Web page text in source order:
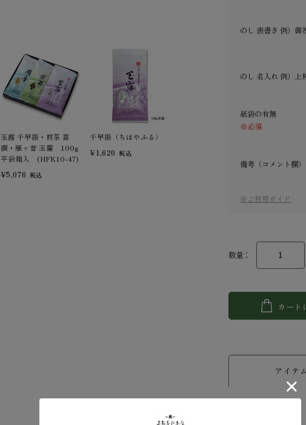
玉露 千早振・煎茶 喜
撰・雁ヶ音 玉簾 100g
平袋箱入 (HFK10-47)
¥5,076 税込
千早振（ちはやふる）
¥1,620 税込
のし 表書き 例）御
のし 名入れ 例）上
紙袋の有無
※必須
備考（コメント欄）
※ご利用ガイド
数量：
カート
アイテ